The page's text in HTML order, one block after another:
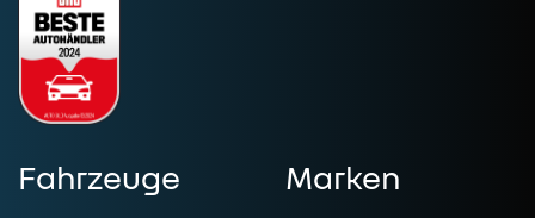
Fahrzeuge Marken